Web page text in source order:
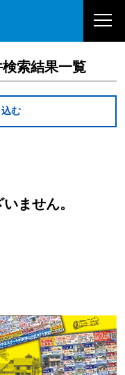
索結果一覧
む
ません。